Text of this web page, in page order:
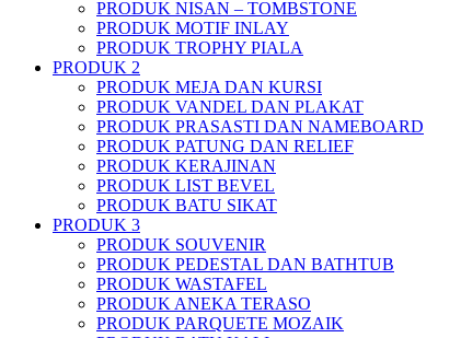
PRODUK NISAN – TOMBSTONE
PRODUK MOTIF INLAY
PRODUK TROPHY PIALA
PRODUK 2
PRODUK MEJA DAN KURSI
PRODUK VANDEL DAN PLAKAT
PRODUK PRASASTI DAN NAMEBOARD
PRODUK PATUNG DAN RELIEF
PRODUK KERAJINAN
PRODUK LIST BEVEL
PRODUK BATU SIKAT
PRODUK 3
PRODUK SOUVENIR
PRODUK PEDESTAL DAN BATHTUB
PRODUK WASTAFEL
PRODUK ANEKA TERASO
PRODUK PARQUETE MOZAIK